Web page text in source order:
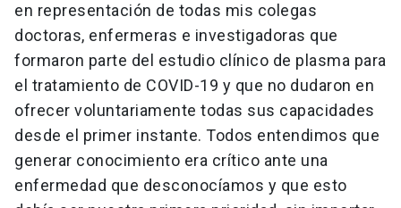
en representación de todas mis colegas
doctoras, enfermeras e investigadoras que
formaron parte del estudio clínico de plasma para
el tratamiento de COVID-19 y que no dudaron en
ofrecer voluntariamente todas sus capacidades
desde el primer instante. Todos entendimos que
generar conocimiento era crítico ante una
enfermedad que desconocíamos y que esto